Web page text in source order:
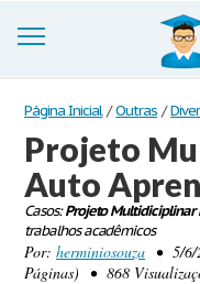
Trabalhos
Cadastre-se
Entre
Blog
Página Inicial / Outras /
Projeto
Auto
Casos:Projeto Multidiciplinar
trabalhos acadêmicos
Por: herminiosouza • 5/6/
Páginas) • 868